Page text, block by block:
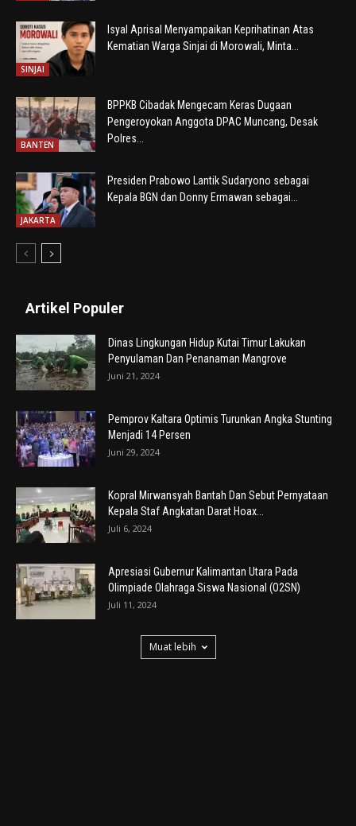
SINJAI
Isyal Aprisal Menyampaikan Keprihatinan Atas
Kematian Warga Sinjai di Morowali, Minta...
BANTEN
BPPKB Cibadak Mengecam Keras Dugaan
Pengeroyokan Anggota DPAC Muncang, Desak
Polres...
JAKARTA
Presiden Prabowo Lantik Sudaryono sebagai
Kepala BGN dan Donny Ermawan sebagai...
Artikel Populer
Dinas Lingkungan Hidup Kutai Timur Lakukan
Penyulaman Dan Penanaman Mangrove
Juni 21, 2024
Pemprov Kaltara Optimis Turunkan Angka Stunting
Menjadi 14 Persen
Juni 29, 2024
Kopral Mirwansyah Bantah Dan Sebut Pernyataan
Kepala Staf Angkatan Darat Hoax...
Juli 6, 2024
Apresiasi Gubernur Kalimantan Utara Pada
Olimpiade Olahraga Siswa Nasional (O2SN)
Juli 11, 2024
Muat lebih